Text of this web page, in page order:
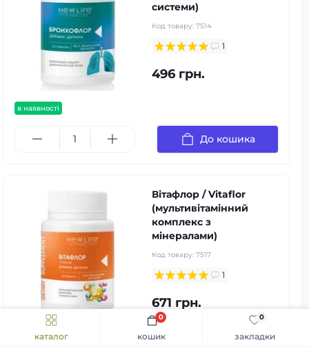
каталог закладки
0
кошик
0
в наявності
системи)
Код товару: 7514
1
496 грн.
До кошика
в наявності популярний
Вітафлор / Vitaflor
(мультивітамінний
комплекс з
мінералами)
Код товару: 7517
1
671 грн.